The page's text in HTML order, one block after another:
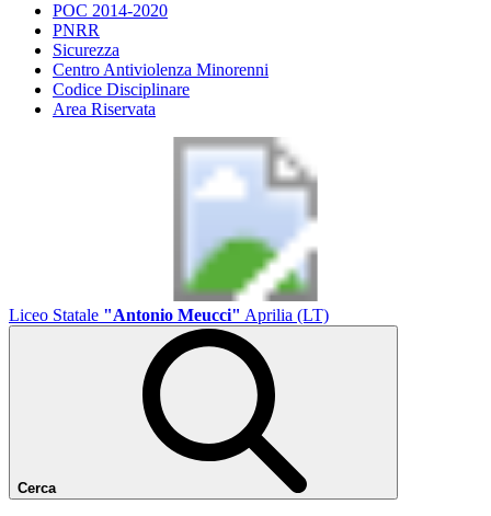
POC 2014-2020
PNRR
Sicurezza
Centro Antiviolenza Minorenni
Codice Disciplinare
Area Riservata
Liceo Statale "Antonio Meucci" Aprilia (LT)
Cerca